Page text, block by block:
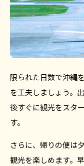
限られた日数で沖縄
を工夫しましょう。
後すぐに観光をスタ
す。
さらに、帰りの便は
観光を楽しめます。